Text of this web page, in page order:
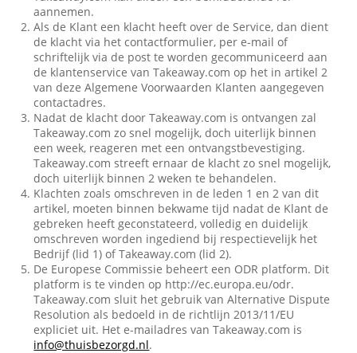
aannemen.
Als de Klant een klacht heeft over de Service, dan dient
de klacht via het contactformulier, per e-mail of
schriftelijk via de post te worden gecommuniceerd aan
de klantenservice van Takeaway.com op het in artikel 2
van deze Algemene Voorwaarden Klanten aangegeven
contactadres.
Nadat de klacht door Takeaway.com is ontvangen zal
Takeaway.com zo snel mogelijk, doch uiterlijk binnen
een week, reageren met een ontvangstbevestiging.
Takeaway.com streeft ernaar de klacht zo snel mogelijk,
doch uiterlijk binnen 2 weken te behandelen.
Klachten zoals omschreven in de leden 1 en 2 van dit
artikel, moeten binnen bekwame tijd nadat de Klant de
gebreken heeft geconstateerd, volledig en duidelijk
omschreven worden ingediend bij respectievelijk het
Bedrijf (lid 1) of Takeaway.com (lid 2).
De Europese Commissie beheert een ODR platform. Dit
platform is te vinden op http://ec.europa.eu/odr.
Takeaway.com sluit het gebruik van Alternative Dispute
Resolution als bedoeld in de richtlijn 2013/11/EU
expliciet uit. Het e-mailadres van Takeaway.com is
info@thuisbezorgd.nl.